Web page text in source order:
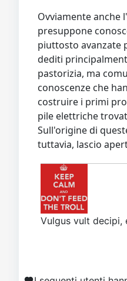
Ovviamente anche
presuppone
piuttosto avanzate
dediti
pastorizia, ma
conoscenze che
costruire i primi
pile elettriche
Sull'origine di
tuttavia, lascio
Vulgus vult decipi,